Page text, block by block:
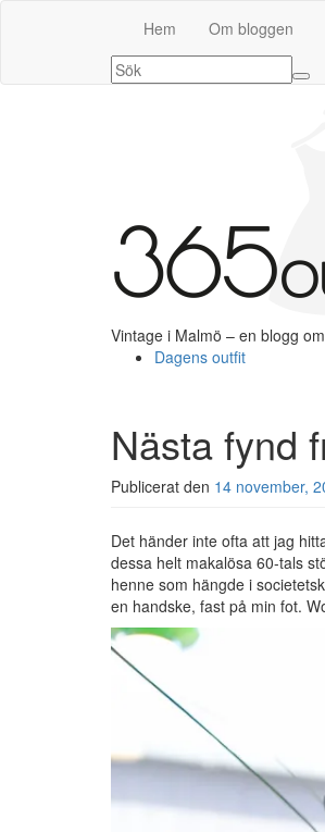
Hem Om bloggen
Vintage i Malmö – en blogg
Dagens outfit
Nästa fynd
Publicerat den 14 november,
Det händer inte ofta att jag
dessa helt makalösa 60-tals
henne som hängde i
en handske, fast på min fot.